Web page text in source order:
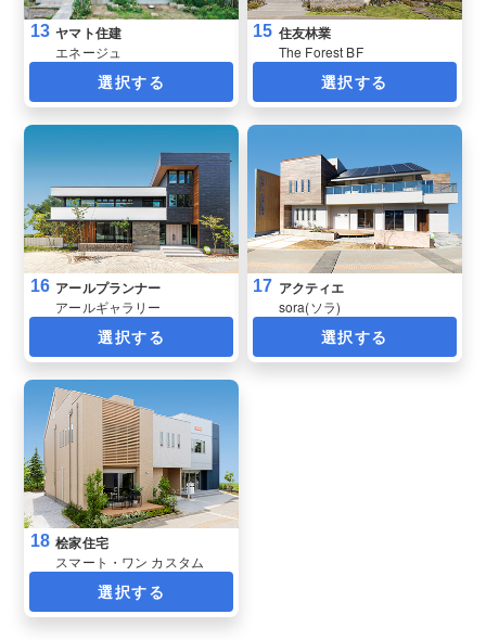
13 ヤマト住建
エネージュ
選択する
15 住友林業
The Forest BF
選択する
16 アールプランナー
アールギャラリー
選択する
17 アクティエ
sora(ソラ)
選択する
18 桧家住宅
スマート・ワン カスタム
選択する